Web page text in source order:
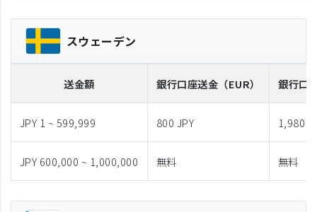
スウェーデン
送金額 銀行口座送金 （EUR） 銀行口
JPY 1 ~ 599,999 800 JPY 1,980
JPY 600,000 ~ 1,000,000 無料 無料